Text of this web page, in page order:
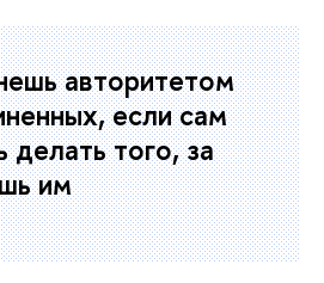
авторитетом
если сам
того, за
им